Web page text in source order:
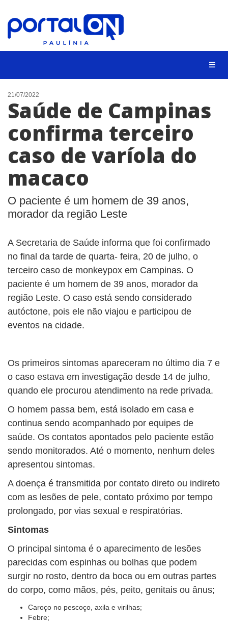
CIDADES
EVENTOS
EMPREGO
ANIVERSÁRIO DAS CIDADES
ANUNCIE
CONTATO
21/07/2022
Saúde de Campinas
confirma terceiro
caso de varíola do
macaco
O paciente é um homem de 39 anos,
morador da região Leste
A Secretaria de Saúde informa que foi confirmado
no final da tarde de quarta- feira, 20 de julho, o
terceiro caso de monkeypox em Campinas. O
paciente é um homem de 39 anos, morador da
região Leste. O caso está sendo considerado
autóctone, pois ele não viajou e participou de
eventos na cidade.
Os primeiros sintomas apareceram no último dia 7 e
o caso estava em investigação desde 14 de julho,
quando ele procurou atendimento na rede privada.
O homem passa bem, está isolado em casa e
continua sendo acompanhado por equipes de
saúde. Os contatos apontados pelo paciente estão
sendo monitorados. Até o momento, nenhum deles
apresentou sintomas.
A doença é transmitida por contato direto ou indireto
com as lesões de pele, contato próximo por tempo
prolongado, por vias sexual e respiratórias.
Sintomas
O principal sintoma é o aparecimento de lesões
parecidas com espinhas ou bolhas que podem
surgir no rosto, dentro da boca ou em outras partes
do corpo, como mãos, pés, peito, genitais ou ânus;
Caroço no pescoço, axila e virilhas;
Febre;